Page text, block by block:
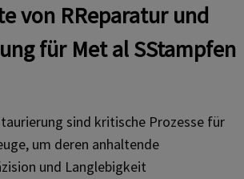
von RReparatur und
für Met alSStampfen
sind kritische Prozesse für
um deren anhaltende
und Langlebigkeit